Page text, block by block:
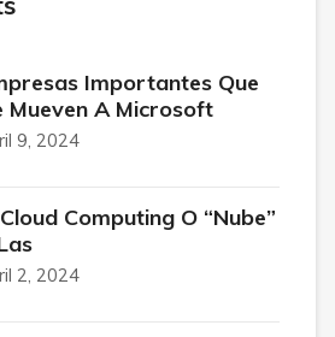
Importantes Que
Mueven A Microsoft
9, 2024
Computing O “Nube”
2, 2024